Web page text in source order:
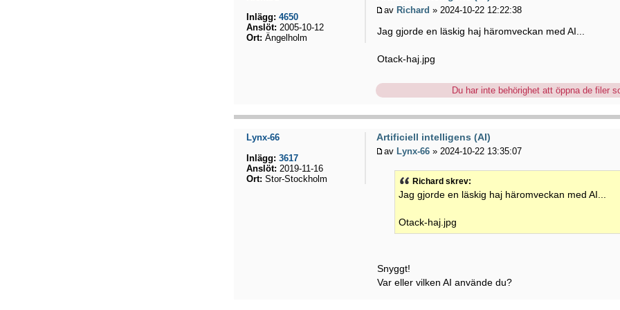
av Richard » 2024-10-22 12:22:38
Jag gjorde en läskig haj häromveckan med AI...
Otack-haj.jpg
Du har inte behörighet att öppna de filer
Inlägg: 4650
Anslöt: 2005-10-12
Ort: Ängelholm
Artificiell intelligens (AI)
av Lynx-66 » 2024-10-22 13:35:07
Richard skrev:
Jag gjorde en läskig haj häromveckan med AI...
Otack-haj.jpg
Snyggt!
Var eller vilken AI använde du?
Lynx-66
Inlägg: 3617
Anslöt: 2019-11-16
Ort: Stor-Stockholm